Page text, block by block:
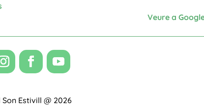
Veure a
Estivill @ 2026